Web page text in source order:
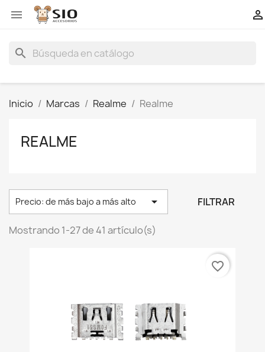
 
search
Inicio Marcas Realme Realme
REALME
Precio: de más bajo a más alto  FILTRAR
Mostrando 1-27 de 41 artículo(s)
favorite_border